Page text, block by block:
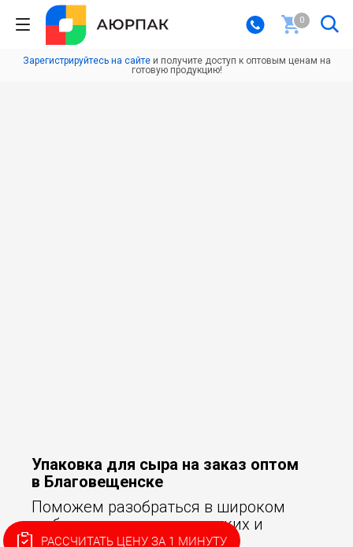
0
Зарегистрируйтесь на сайтеи получите доступ к оптовым ценам на
готовую продукцию!
Упаковка для сыра на заказ оптом
в Благовещенске
Поможем разобраться в широком
выборе упаковки для мягких и
твердых сыров!
РАССЧИТАТЬ ЦЕНУ ЗА 1 МИНУТУ